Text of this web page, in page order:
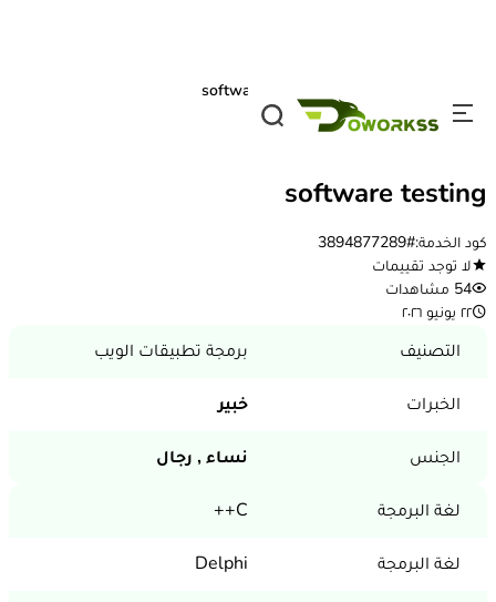
software testing
1 / 3
خدمة مقدمة
software testing
كود الخدمة:#3894877289
لا توجد تقييمات
54 مشاهدات
٢٢ يونيو ٢٠٢٦
التصنيف برمجة تطبيقات الويب
الخبرات خبير
الجنس نساء , رجال
لغة البرمجة C++
لغة البرمجة Delphi